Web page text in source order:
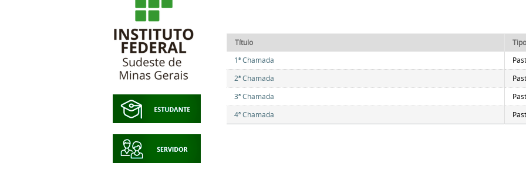
Título
Tipo
1ª Chamada
2ª Chamada
3ª Chamada
4ª Chamada